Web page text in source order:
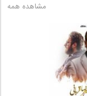
مشاهده همه